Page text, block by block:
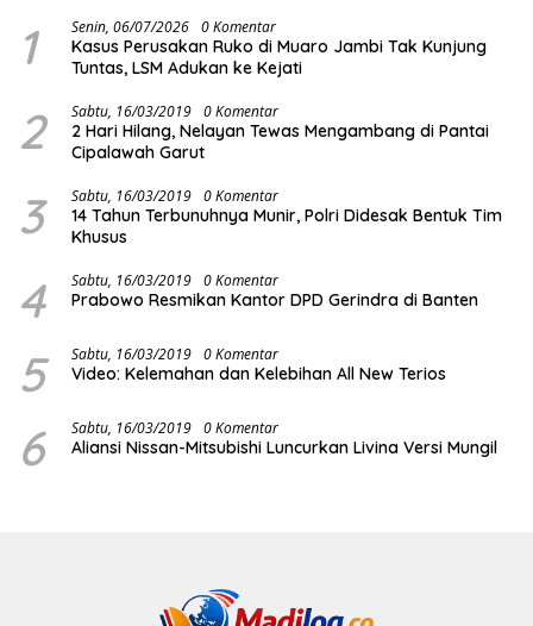
1 Senin, 06/07/2026 0 Komentar
Kasus Perusakan Ruko di Muaro Jambi Tak Kunjung
Tuntas, LSM Adukan ke Kejati
2 Sabtu, 16/03/2019 0 Komentar
2 Hari Hilang, Nelayan Tewas Mengambang di Pantai
Cipalawah Garut
3 Sabtu, 16/03/2019 0 Komentar
14 Tahun Terbunuhnya Munir, Polri Didesak Bentuk Tim
Khusus
4 Sabtu, 16/03/2019 0 Komentar
Prabowo Resmikan Kantor DPD Gerindra di Banten
5 Sabtu, 16/03/2019 0 Komentar
Video: Kelemahan dan Kelebihan All New Terios
6 Sabtu, 16/03/2019 0 Komentar
Aliansi Nissan-Mitsubishi Luncurkan Livina Versi Mungil